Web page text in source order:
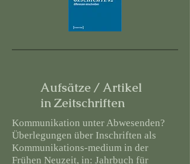
Aufsätze / Artikel
in Zeitschriften
Kommunikation unter Abwesenden?
Überlegungen über Inschriften als
Kommunikations-medium in der
Frühen Neuzeit, in: Jahrbuch für